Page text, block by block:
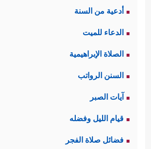
أدعية من السنة
الدعاء للميت
الصلاة الإبراهيمية
السنن الرواتب
آيات الصبر
قيام الليل وفضله
فضائل صلاة الفجر